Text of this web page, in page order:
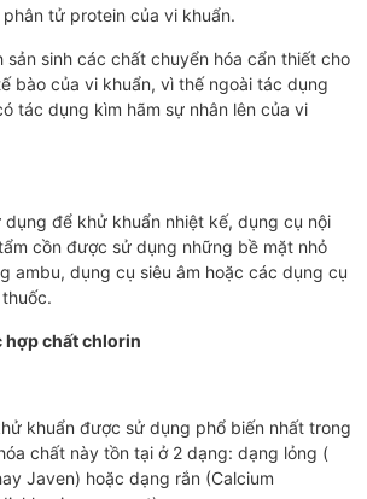
tử protein của vi khuẩn.
sản sinh các chất chuyển hóa cẩn thiết cho
bào của vi khuẩn, vì thế ngoài tác dụng
tác dụng kìm hãm sự nhân lên của vi
để khử khuẩn nhiệt kế, dụng cụ nội
cồn được sử dụng những bề mặt nhỏ
ambu, dụng cụ siêu âm hoặc các dụng cụ
hợp chất chlorin
khuẩn được sử dụng phổ biến nhất trong
chất này tồn tại ở 2 dạng: dạng lỏng (
Javen) hoặc dạng rắn (Calcium